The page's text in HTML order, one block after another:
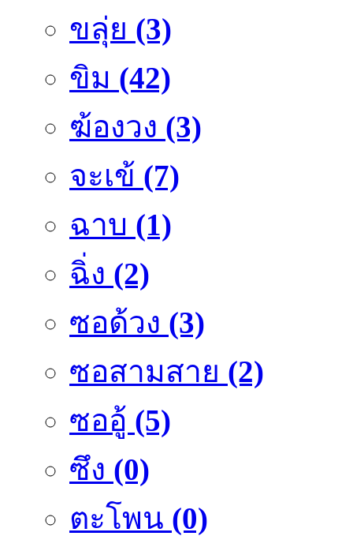
ขลุ่ย (3)
ขิม (42)
ฆ้องวง (3)
จะเข้ (7)
ฉาบ (1)
ฉิ่ง (2)
ซอด้วง (3)
ซอสามสาย (2)
ซออู้ (5)
ซึง (0)
ตะโพน (0)